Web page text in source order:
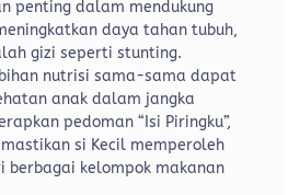
penting dalam mendukung
daya tahan tubuh,
gizi seperti stunting.
nutrisi sama-sama dapat
anak dalam jangka
pedoman “Isi Piringku”,
si Kecil memperoleh
berbagai kelompok makanan